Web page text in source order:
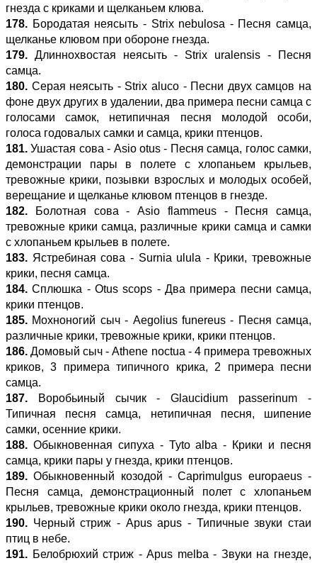
гнезда с криками и щелканьем клюва.
178. Бородатая неясыть - Strix nebulosa - Песня самца,
щелканье клювом при обороне гнезда.
179. Длиннохвостая неясыть - Strix uralensis - Песня
самца.
180. Серая неясыть - Strix aluco - Песни двух самцов на
фоне двух других в удалении, два примера песни самца с
голосами самок, нетипичная песня молодой особи,
голоса годовалых самки и самца, крики птенцов.
181. Ушастая сова - Asio otus - Песня самца, голос самки,
демонстрации пары в полете с хлопаньем крыльев,
тревожные крики, позывки взрослых и молодых особей,
верещание и щелканье клювом птенцов в гнезде.
182. Болотная сова - Asio flammeus - Песня самца,
тревожные крики самца, различные крики самца и самки
с хлопаньем крыльев в полете.
183. Ястребиная сова - Surnia ulula - Крики, тревожные
крики, песня самца.
184. Сплюшка - Otus scops - Два примера песни самца,
крики птенцов.
185. Мохноногий сыч - Aegolius funereus - Песня самца,
различные крики, тревожные крики, крики птенцов.
186. Домовый сыч - Athene noctua - 4 примера тревожных
криков, 3 примера типичного крика, 2 примера песни
самца.
187. Воробьиный сычик - Glaucidium passerinum -
Типичная песня самца, нетипичная песня, шипение
самки, осенние крики.
188. Обыкновенная сипуха - Tyto alba - Крики и песня
самца, крики пары у гнезда, крики птенцов.
189. Обыкновенный козодой - Caprimulgus europaeus -
Песня самца, демонстрационный полет с хлопаньем
крыльев, тревожные крики около гнезда, крики птенцов.
190. Черный стриж - Apus apus - Типичные звуки стаи
птиц в небе.
191. Белобрюхий стриж - Apus melba - Звуки на гнезде,